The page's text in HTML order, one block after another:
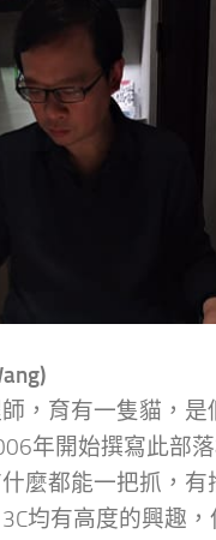
，育有一隻貓，是
年開始撰寫此部落
麼都能一把抓，有
均有高度的興趣